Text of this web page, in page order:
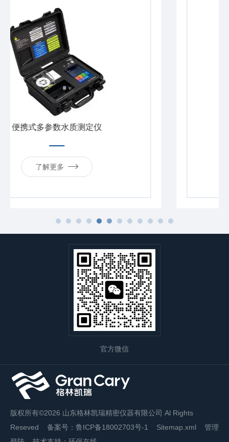
官方微信
版权所有©2026 山东格林凯瑞精密仪器有限公司 Al Rights
Reseved 备案号：鲁ICP备18002703号-1 Sitemap.xml
管理